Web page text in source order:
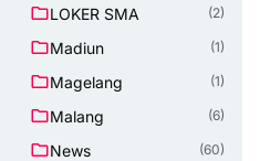
LOKER SMA (2)
Madiun (1)
Magelang (1)
Malang (6)
News (60)